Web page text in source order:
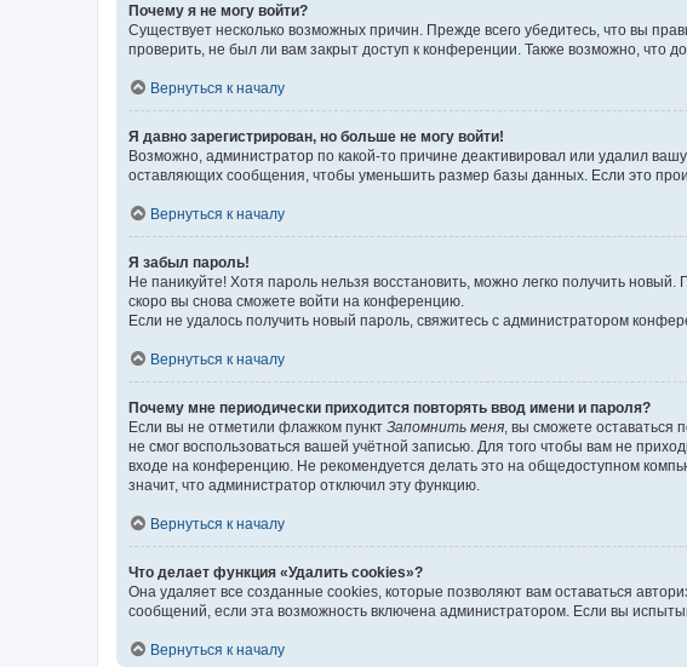
Почему я не могу войти?
Существует несколько возможных причин. Прежде всего убедитесь, что вы
проверить, не был ли вам закрыт доступ к конференции. Также возможно, что
Вернуться к началу
Я давно зарегистрирован, но больше не могу войти!
Возможно, администратор по какой-то причине деактивировал или удалил
оставляющих сообщения, чтобы уменьшить размер базы данных. Если это
Вернуться к началу
Я забыл пароль!
Не паникуйте! Хотя пароль нельзя восстановить, можно легко получить
скоро вы снова сможете войти на конференцию.
Если не удалось получить новый пароль, свяжитесь с администратором
Вернуться к началу
Почему мне периодически приходится повторять ввод имени и пароля?
Если вы не отметили флажком пункт Запомнить меня , вы сможете оставаться
не смог воспользоваться вашей учётной записью. Для того чтобы вам не
входе на конференцию. Не рекомендуется делать это на общедоступном
значит, что администратор отключил эту функцию.
Вернуться к началу
Что делает функция «Удалить cookies»?
Она удаляет все созданные cookies, которые позволяют вам оставаться
сообщений, если эта возможность включена администратором. Если вы
Вернуться к началу